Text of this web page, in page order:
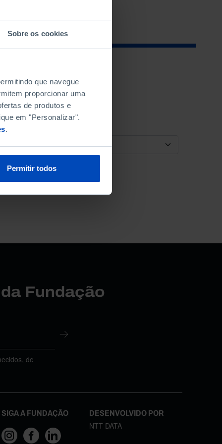
Sobre os cookies
que navegue
proporcionar uma
de produtos e
em "Personalizar".
.
Permitir todos
ORDENAR POR
Fundação
de
SIGA A FUNDAÇÃO DESENVOLVIDO POR
NTT DATA